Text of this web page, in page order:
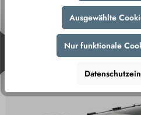
749,95 € 839,95 €(11% gespart)
Ausgewählte
Nur funktionale